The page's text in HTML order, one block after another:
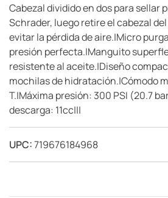
Cabezal dividido en dos para sellar
Schrader, luego retire el cabezal
evitar la pérdida de aire.|Micro
presión perfecta.|Manguito
resistente al aceite.|Diseño
mochilas de hidratación.|Cómodo
T.|Máxima presión: 300 PSI (20.7
descarga: 11cc|||
UPC:719676184968